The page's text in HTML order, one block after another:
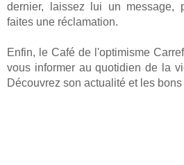
dernier, laissez lui un message,
faites une réclamation.
Enfin, le Café de l'optimisme
vous informer au quotidien de la
Découvrez son actualité et les